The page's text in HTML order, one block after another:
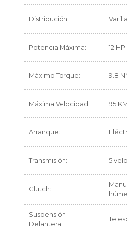
Distribución: Varilla
Potencia Máxima: 12
Máximo Torque: 9.8
Máxima Velocidad: 95
Arranque:
Transmisión: 5
Clutch:
Suspensión
Delantera: